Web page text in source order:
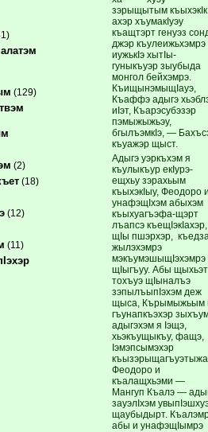
(129)
(2)
(18)
(12)
(11)
зэрыщытым
ахэр хъумакIуэу
къащтэрт генуэз
джэр къулеижьхэмрэ
иужькIэ хытIы-
гуныкъуэр зыубыда
монгол бейхэмрэ.
КъищынэмыщIауэ,
Къаффэ адыгэ
иIэт, Къарэсубэзэр
пэмыжыжьэу,
бгылъэмкIэ, —
къуажэр щыст.
Адыгэ уэркъхэм я
къулыкъур екIурэ-
ещхьу зэрахьым
къыхэкIыу, Феодоро
унафэщIхэм абыхэм
къыхуагъэфа-щэрт
лъапсэ къещIэкIахэр,
щIы пшэрхэр,
жылэхэмрэ
мэкъумэшыщIэхэмрэ
щIыгъуу. Абы щыхьэт
тохъуэ щIыналъэ
зэпылъыпIэхэм деж
щыса, Кърымыжьым
гъунапкъэхэр
адыгэхэм я Iэщэ,
хьэкъущыкъу, фащэ,
Iэмэпсымэхэр
Феодоро и
къалащхьэми —
Мангуп Къалэ —
зауэлIхэм
щаубыдырт.
абы и унафэщIымрэ